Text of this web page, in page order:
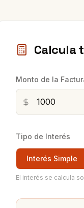
Calcula
Monto de la
Tipo de Interés
Interés Simple
El interés se calcula